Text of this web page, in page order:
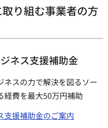
り組む事業者の方
ネス支援補助金
スの力で解決を図るソー
経費を最大50万円補助
支援補助金のご案内